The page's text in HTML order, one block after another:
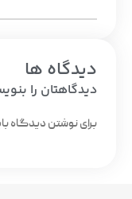
دیدگاه ها
دیدگاهتان را
برای نوشتن دیدگاه